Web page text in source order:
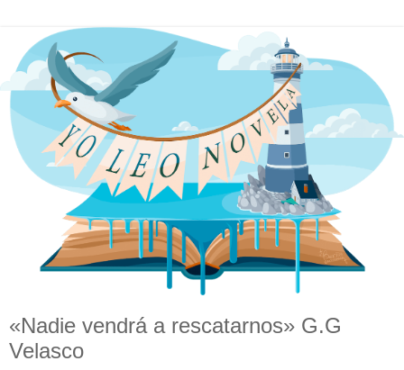
«Nadie vendrá a rescatarnos» G.G
Velasco